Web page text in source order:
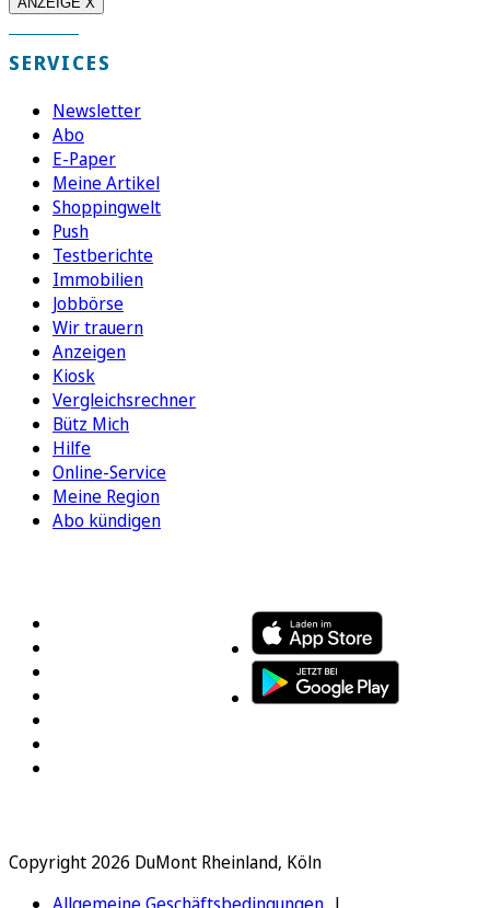
SERVICES
Newsletter
Abo
E-Paper
Meine Artikel
Shoppingwelt
Push
Testberichte
Immobilien
Jobbörse
Wir trauern
Anzeigen
Kiosk
Vergleichsrechner
Bütz Mich
Hilfe
Online-Service
Meine Region
Abo kündigen
Copyright 2026 DuMont Rheinland, Köln